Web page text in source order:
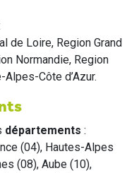
de Loire, Region Grand
Normandie, Region
Côte d’Azur.
départements :
(04), Hautes-Alpes
(08), Aube (10),